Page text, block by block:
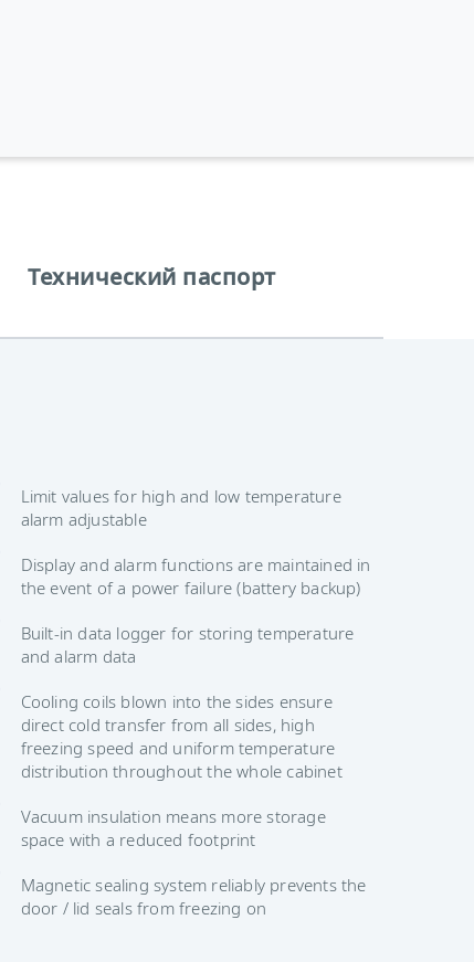
Технический паспорт
Limit values ​​for high and low temperature
alarm adjustable
Display and alarm functions are maintained in
the event of a power failure (battery backup)
Built-in data logger for storing temperature
and alarm data
Cooling coils blown into the sides ensure
direct cold transfer from all sides, high
freezing speed and uniform temperature
distribution throughout the whole cabinet
Vacuum insulation means more storage
space with a reduced footprint
Magnetic sealing system reliably prevents the
door / lid seals from freezing on